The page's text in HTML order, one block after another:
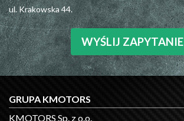
ul. Krakowska 44.
WYŚLIJ ZAPYTANIE
GRUPA KMOTORS
KMOTORS Sp. z o.o.